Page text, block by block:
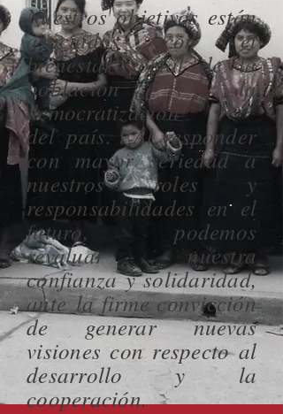
Nuestros objetivos están
asociados con el
bienestar social de la
población y la
democratización
del país.Al responder
con mayor seriedad a
nuestros roles y
responsabilidades en el
futuro, podemos
revaluar nuestra
confianza y solidaridad,
ante la firme convicción
de generar nuevas
visiones con respecto al
desarrollo y la
cooperación.